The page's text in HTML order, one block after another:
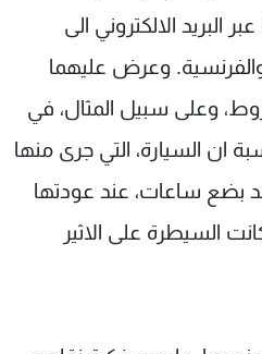
الالكتروني الى
والفرنسية. وعرض عليهما
وعلى سبيل المثال، في
ان السيارة، التي جرى منها
بضع ساعات، عند عودتها
السيطرة على الاثير